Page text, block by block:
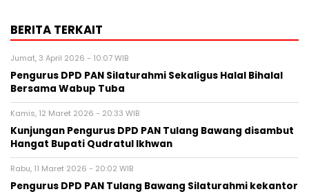
BERITA TERKAIT
Jumat, 3 April 2026 - 10:07 WIB
Pengurus DPD PAN Silaturahmi Sekaligus Halal Bihalal
Bersama Wabup Tuba
Kamis, 12 Maret 2026 - 20:33 WIB
Kunjungan Pengurus DPD PAN Tulang Bawang disambut
Hangat Bupati Qudratul Ikhwan
Rabu, 11 Maret 2026 - 20:02 WIB
Pengurus DPD PAN Tulang Bawang Silaturahmi kekantor